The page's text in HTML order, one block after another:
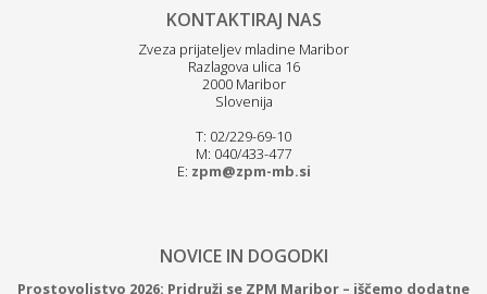
KONTAKTIRAJ NAS
Zveza prijateljev mladine Maribor
Razlagova ulica 16
2000 Maribor
Slovenija
T: 02/229-69-10
M: 040/433-477
E: zpm@zpm-mb.si
NOVICE IN DOGODKI
Prostovoljstvo 2026: Pridruži se ZPM Maribor – iščemo dodatne